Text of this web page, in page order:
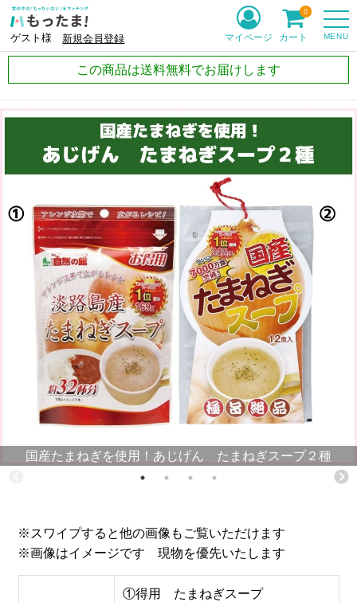
ゲスト様 新規会員登録 MENU
マイページ カート
0
この商品は送料無料でお届けします
国産たまねぎを使用！あじげん たまねぎスープ２種
※スワイプすると他の画像もご覧いただけます
※画像はイメージです 現物を優先いたします
①得用 たまねぎスープ